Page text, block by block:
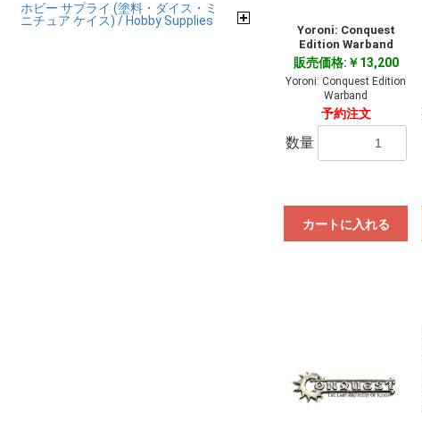
ホビー サプライ (塗料・ダイス・ミ
ニチュア ケイス) / Hobby Supplies
Yoroni: Conquest
Edition Warband
販売価格:￥13,200
Yoroni: Conquest Edition
Warband
予約注文
数量
カートに入れる